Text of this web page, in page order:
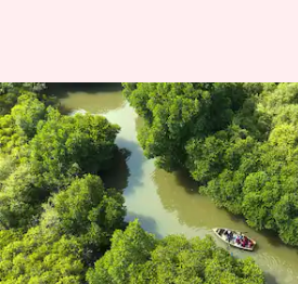
உலக சுற்றுலா
தமிழ்நாட்டின்
அறியப்படாத 10
சுற்றுலாத்
எழுதியவர் Sekar Chinnappan Sep 27,